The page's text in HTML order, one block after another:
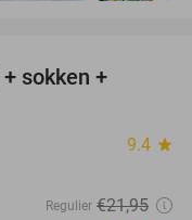
sokken +
9.4 star
Regulier €21,95